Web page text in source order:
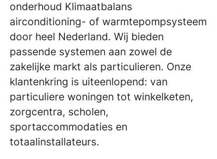
onderhoud Klimaatbalans
airconditioning- of warmtepompsysteem
door heel Nederland. Wij bieden
passende systemen aan zowel de
zakelijke markt als particulieren. Onze
klantenkring is uiteenlopend: van
particuliere woningen tot winkelketen,
zorgcentra, scholen,
sportaccommodaties en
totaalinstallateurs.